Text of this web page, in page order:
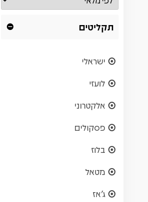
תקליטים
ישראלי
לועזי
אלקטרוני
פסקולים
בלוז
מטאל
ג'אז